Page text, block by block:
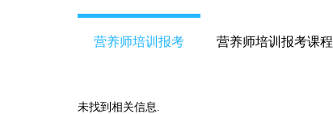
营养师培训报考 营养师培训报考课程
未找到相关信息.